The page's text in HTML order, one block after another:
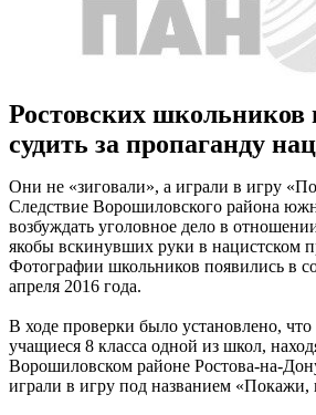
Ростовских школьников
судить за пропаганду
Они не «зиговали», а играли в игру
Следствие Ворошиловского района
возбуждать уголовное дело в
якобы вскинувших руки в нацистском
Фотографии школьников появились в
апреля 2016 года.
В ходе проверки было установлено, что
учащиеся 8 класса одной из школ,
Ворошиловском районе Ростова-на-
играли в игру под названием «Покажи,